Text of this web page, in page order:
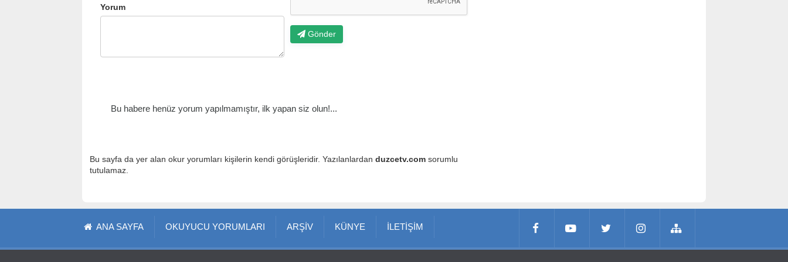
Yorum
Gönder
Bu habere henüz yorum yapılmamıştır, ilk yapan siz olun!...
Bu sayfa da yer alan okur yorumları kişilerin kendi görüşleridir. Yazılanlardan duzcetv.com sorumlu
tutulamaz.
ANA SAYFA OKUYUCU YORUMLARI ARŞİV KÜNYE İLETİŞİM